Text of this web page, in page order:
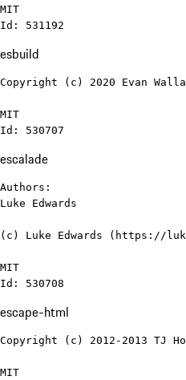
MIT
Id: 531192
esbuild
Copyright (c) 2020 Evan
MIT
Id: 530707
escalade
Authors:
Luke Edwards
(c) Luke Edwards (https://
MIT
Id: 530708
escape-html
Copyright (c) 2012-2013 TJ
MIT